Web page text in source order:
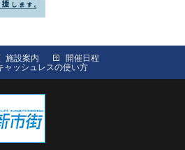
施設案内
開催日程
ャッシュレスの使い方